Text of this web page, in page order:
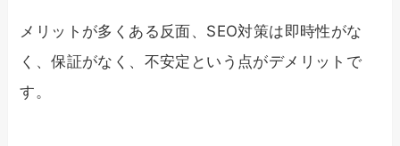
メリットが多くある反面、SEO対策は即時性がな
く、保証がなく、不安定という点がデメリットで
す。